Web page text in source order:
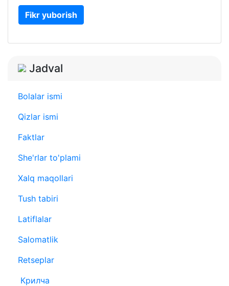
Fikr yuborish
Jadval
Bolalar ismi
Qizlar ismi
Faktlar
She'rlar to'plami
Xalq maqollari
Tush tabiri
Latiflalar
Salomatlik
Retseplar
Крилча